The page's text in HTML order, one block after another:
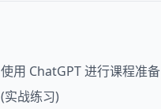
使用 ChatGPT 进行课程准备
(实战练习)